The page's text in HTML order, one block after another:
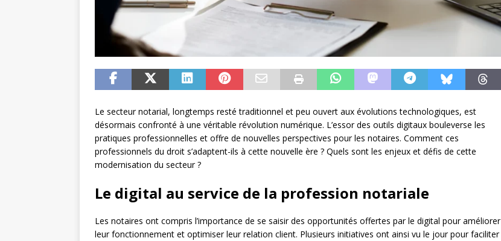
Le secteur notarial, longtemps resté traditionnel et peu ouvert aux évolutions technologiques, est
désormais confronté à une véritable révolution numérique. L’essor des outils digitaux bouleverse les
pratiques professionnelles et offre de nouvelles perspectives pour les notaires. Comment ces
professionnels du droit s’adaptent-ils à cette nouvelle ère ? Quels sont les enjeux et défis de cette
modernisation du secteur ?
Le digital au service de la profession notariale
Les notaires ont compris l’importance de se saisir des opportunités offertes par le digital pour améliorer
leur fonctionnement et optimiser leur relation client. Plusieurs initiatives ont ainsi vu le jour pour faciliter